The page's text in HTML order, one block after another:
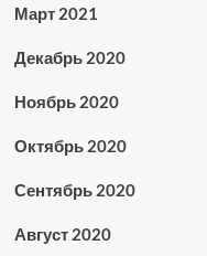
Март 2021
Декабрь 2020
Ноябрь 2020
Октябрь 2020
Сентябрь 2020
Август 2020